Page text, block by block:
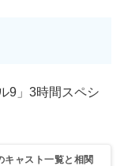
9」3時間スペシ
キャスト一覧と相関